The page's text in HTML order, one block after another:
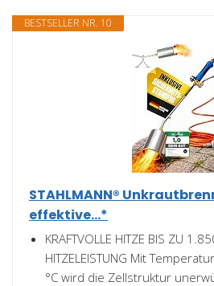
BESTSELLER NR. 10
STAHLMANN®
effektive...*
KRAFTVOLLE HITZE BIS ZU
HITZELEISTUNG Mit
°C wird die Zellstruktur